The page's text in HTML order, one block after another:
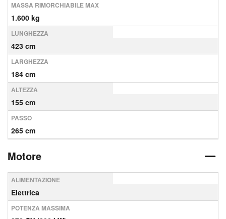
MASSA RIMORCHIABILE MAX
1.600 kg
LUNGHEZZA
423 cm
LARGHEZZA
184 cm
ALTEZZA
155 cm
PASSO
265 cm
Motore
ALIMENTAZIONE
Elettrica
POTENZA MASSIMA